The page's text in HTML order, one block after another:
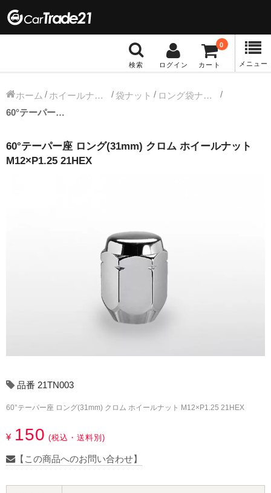
検索 ログイン カート
0
メニュー
冬タイヤホイール
13インチ：冬タイヤホイール
16インチ：冬タイヤホイール
17インチ：冬タイヤホイール
18インチ：冬タイヤホイール
13インチ：夏タイヤホイール
14インチ：夏タイヤホイール
ホーム ホイールナット 袋ナット
ロング袋ナット
60°テーパー座 ロング(31mm) クロム ホイールナット M12×P1.25 21HEX
60°テーパー座 ロング(31mm) クロム ホイールナット
M12×P1.25 21HEX
品番 21TN003
60°テーパー座 ロング(31mm) クロム ホイールナット M12×P1.25 21HEX
¥ 150 (税込・送料別)
【この商品へのお問い合わせ】